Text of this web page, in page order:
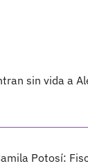
sin vida a
Potosí: